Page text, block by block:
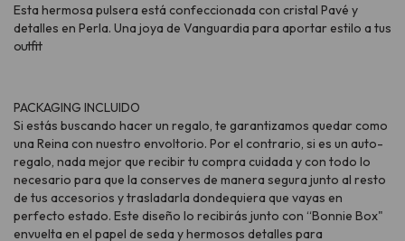
Esta hermosa pulsera está confeccionada con cristal Pavé y
detalles en Perla. Una joya de Vanguardia para aportar estilo a tus
outfit
PACKAGING INCLUIDO
Si estás buscando hacer un regalo, te garantizamos quedar como
una Reina con nuestro envoltorio. Por el contrario, si es un auto-
regalo, nada mejor que recibir tu compra cuidada y con todo lo
necesario para que la conserves de manera segura junto al resto
de tus accesorios y trasladarla dondequiera que vayas en
perfecto estado. Este diseño lo recibirás junto con “Bonnie Box"
envuelta en el papel de seda y hermosos detalles para